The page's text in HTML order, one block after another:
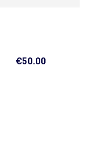
€50.00